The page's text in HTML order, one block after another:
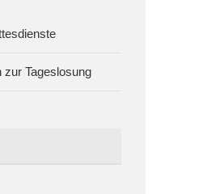
zur Tageslosung